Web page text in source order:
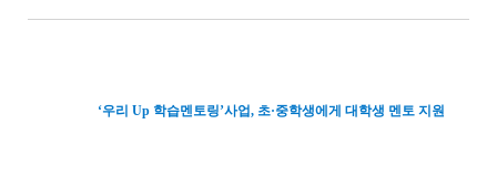
‘우리 Up 학습멘토링’사업, 초·중학생에게 대학생 멘토 지원